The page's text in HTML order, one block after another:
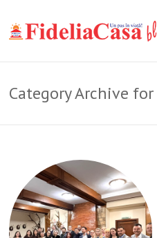
Category Archive